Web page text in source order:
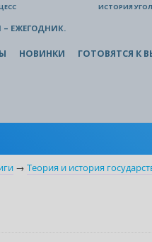
ИСТОРИЯ
ЕЖЕГОДНИК.
НОВИНКИ ГОТОВЯТСЯ К
→ Теория и история